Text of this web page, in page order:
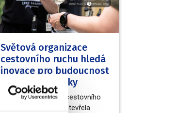
Světová organizace
cestovního ruchu hledá
inovace pro budoucnost
vinařské turistiky
Světová organizace cestovního
ruchu (UN Tourism) otevřela